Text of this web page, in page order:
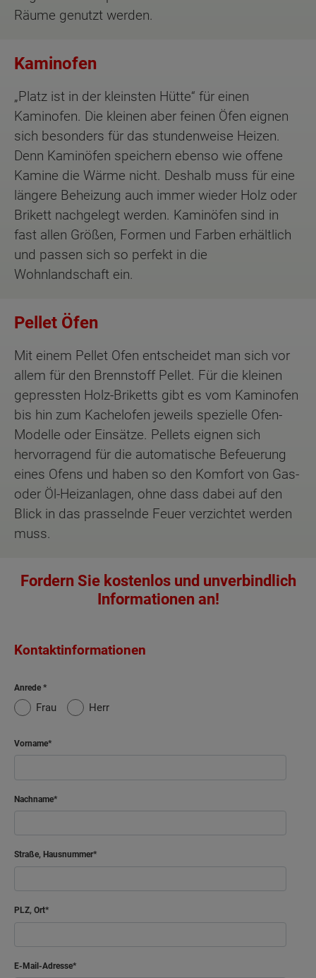
Räume genutzt werden.
Kaminofen
„Platz ist in der kleinsten Hütte“ für einen
Kaminofen. Die kleinen aber feinen Öfen eignen
sich besonders für das stundenweise Heizen.
Denn Kaminöfen speichern ebenso wie offene
Kamine die Wärme nicht. Deshalb muss für eine
längere Beheizung auch immer wieder Holz oder
Brikett nachgelegt werden. Kaminöfen sind in
fast allen Größen, Formen und Farben erhältlich
und passen sich so perfekt in die
Wohnlandschaft ein.
Pellet Öfen
Mit einem Pellet Ofen entscheidet man sich vor
allem für den Brennstoff Pellet. Für die kleinen
gepressten Holz-Briketts gibt es vom Kaminofen
bis hin zum Kachelofen jeweils spezielle Ofen-
Modelle oder Einsätze. Pellets eignen sich
hervorragend für die automatische Befeuerung
eines Ofens und haben so den Komfort von Gas-
oder Öl-Heizanlagen, ohne dass dabei auf den
Blick in das prasselnde Feuer verzichtet werden
muss.
Fordern Sie kostenlos und unverbindlich
Informationen an!
Kontaktinformationen
Anrede
Frau Herr
Vorname
Nachname
Straße, Hausnummer
PLZ, Ort
E-Mail-Adresse